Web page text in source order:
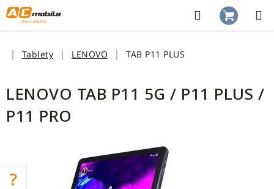
Přejít
na
obsah
Hledat
DomůTablety LENOVO TAB P11 PLUS
LENOVO TAB P11 5G / P11 PLUS /
P11 PRO